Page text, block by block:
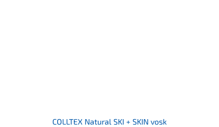
COLLTEX Natural SKI + SKIN vosk